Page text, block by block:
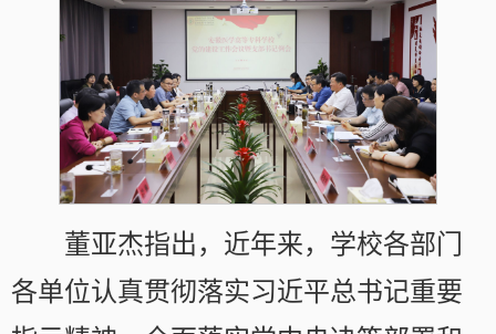
董亚杰指出，近年来，学校各部门
各单位认真贯彻落实习近平总书记重要